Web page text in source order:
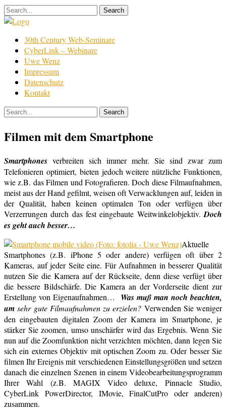
Skip
to
Film
Bearbeitung
30th Century Web-Seminare
CyberLink – Webinare
Uwe Wenz
Impressum
Datenschutz
Kontakt
Filmen mit dem Smartphone
Smartphones verbreiten sich immer mehr. Sie sind zwar zum
Telefonieren optimiert, bieten jedoch weitere nützliche Funktionen,
wie z.B. das Filmen und Fotografieren. Doch diese Filmaufnahmen,
meist aus der Hand gefilmt, weisen oft Verwacklungen auf, leiden in
der Qualität, haben keinen optimalen Ton oder verfügen über
Verzerrungen durch das fest eingebaute Weitwinkelobjektiv. Doch
es geht auch besser…
Aktuelle
Smartphones (z.B. iPhone 5 oder andere) verfügen oft über 2
Kameras, auf jeder Seite eine. Für Aufnahmen in besserer Qualität
nutzen Sie die Kamera auf der Rückseite, denn diese verfügt über
die bessere Bildschärfe. Die Kamera an der Vorderseite dient zur
Erstellung von Eigenaufnahmen… Was muß man noch beachten,
um sehr gute Filmaufnahmen zu erzielen? Verwenden Sie weniger
den eingebauten digitalen Zoom der Kamera im Smartphone, je
stärker Sie zoomen, umso unschärfer wird das Ergebnis. Wenn Sie
nun auf die Zoomfunktion nicht verzichten möchten, dann legen Sie
sich ein externes Objektiv mit optischen Zoom zu. Oder besser Sie
filmen Ihr Ereignis mit verschiedenen Einstellungsgrößen und setzen
danach die einzelnen Szenen in einem Videobearbeitungsprogramm
Ihrer Wahl (z.B. MAGIX Video deluxe, Pinnacle Studio,
CyberLink PowerDirector, IMovie, FinalCutPro oder anderen)
zusammen.